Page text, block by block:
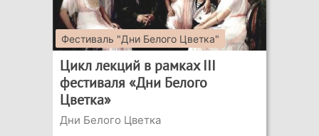
Фестиваль "Дни Белого Цветка"
Цикл лекций в рамках III
фестиваля «Дни Белого
Цветка»
Дни Белого Цветка